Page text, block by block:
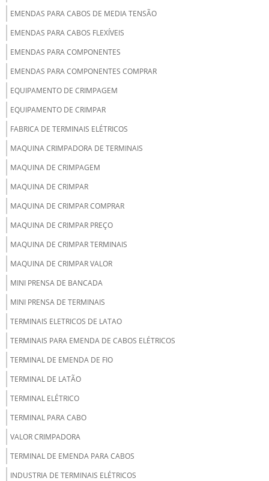
EMENDAS PARA CABOS DE MEDIA TENSÃO
EMENDAS PARA CABOS FLEXÍVEIS
EMENDAS PARA COMPONENTES
EMENDAS PARA COMPONENTES COMPRAR
EQUIPAMENTO DE CRIMPAGEM
EQUIPAMENTO DE CRIMPAR
FABRICA DE TERMINAIS ELÉTRICOS
MAQUINA CRIMPADORA DE TERMINAIS
MAQUINA DE CRIMPAGEM
MAQUINA DE CRIMPAR
MAQUINA DE CRIMPAR COMPRAR
MAQUINA DE CRIMPAR PREÇO
MAQUINA DE CRIMPAR TERMINAIS
MAQUINA DE CRIMPAR VALOR
MINI PRENSA DE BANCADA
MINI PRENSA DE TERMINAIS
TERMINAIS ELETRICOS DE LATAO
TERMINAIS PARA EMENDA DE CABOS ELÉTRICOS
TERMINAL DE EMENDA DE FIO
TERMINAL DE LATÃO
TERMINAL ELÉTRICO
TERMINAL PARA CABO
VALOR CRIMPADORA
TERMINAL DE EMENDA PARA CABOS
INDUSTRIA DE TERMINAIS ELÉTRICOS